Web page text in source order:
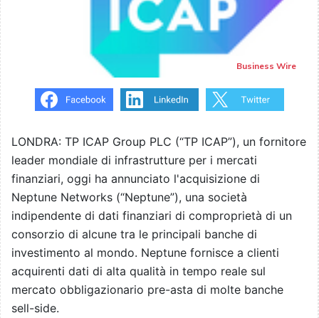
Business Wire
LONDRA: TP ICAP Group PLC (“TP ICAP”), un fornitore
leader mondiale di infrastrutture per i mercati
finanziari, oggi ha annunciato l'acquisizione di
Neptune Networks (“Neptune”), una società
indipendente di dati finanziari di comproprietà di un
consorzio di alcune tra le principali banche di
investimento al mondo. Neptune fornisce a clienti
acquirenti dati di alta qualità in tempo reale sul
mercato obbligazionario pre-asta di molte banche
sell-side.